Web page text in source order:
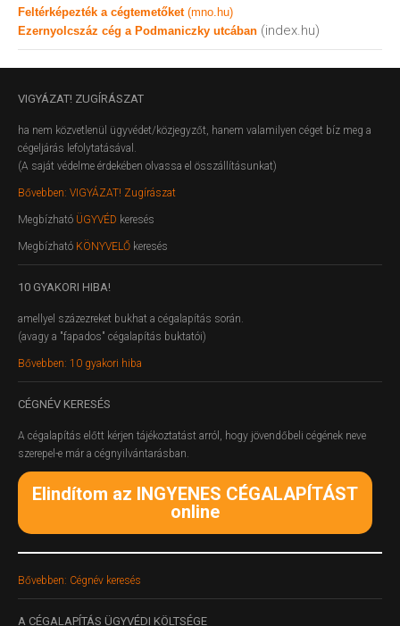
Feltérképezték a cégtemetőket (mno.hu)
Ezernyolcszáz cég a Podmaniczky utcában (index.hu)
VIGYÁZAT! ZUGÍRÁSZAT
ha nem közvetlenül ügyvédet/közjegyzőt, hanem valamilyen céget bíz meg a
cégeljárás lefolytatásával.
(A saját védelme érdekében olvassa el összállításunkat)
Bővebben: VIGYÁZAT! Zugírászat
Megbízható ÜGYVÉD keresés
Megbízható KÖNYVELŐ keresés
10 GYAKORI HIBA!
amellyel százezreket bukhat a cégalapítás során.
(avagy a "fapados" cégalapítás buktatói)
Bővebben: 10 gyakori hiba
CÉGNÉV KERESÉS
A cégalapítás előtt kérjen tájékoztatást arról, hogy jövendőbeli cégének neve
szerepel-e már a cégnyilvántarásban.
Elindítom az INGYENES CÉGALAPÍTÁST
online
Bővebben: Cégnév keresés
A CÉGALAPÍTÁS ÜGYVÉDI KÖLTSÉGE